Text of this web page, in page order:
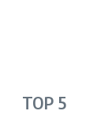
TOP 5